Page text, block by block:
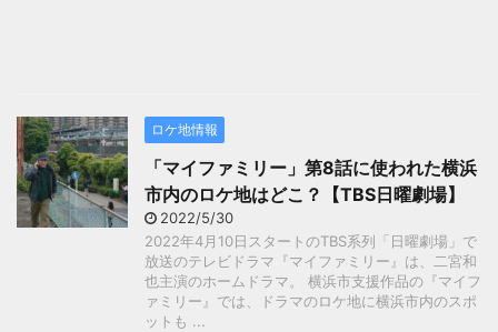
ロケ地情報
「マイファミリー」第8話に使われた横浜
市内のロケ地はどこ？【TBS日曜劇場】
2022/5/30
2022年4月10日スタートのTBS系列「日曜劇場」で
放送のテレビドラマ『マイファミリー』は、二宮和
也主演のホームドラマ。 横浜市支援作品の『マイフ
ァミリー』では、ドラマのロケ地に横浜市内のスポ
ットも ...